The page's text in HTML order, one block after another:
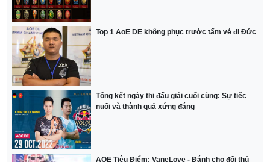
Top 1 AoE DE không phục trước tấm vé đi Đức
Tổng kết ngày thi đấu giải cuối cùng: Sự tiếc
nuối và thành quả xứng đáng
AOE Tiêu Điểm: VaneLove - Đánh cho đối thủ